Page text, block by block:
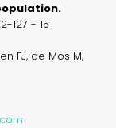
127 - 15
FJ, de Mos M,